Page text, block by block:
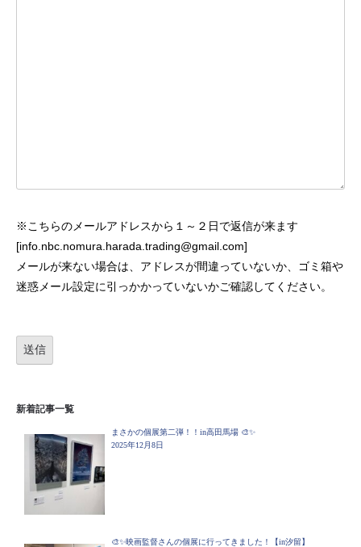
※こちらのメールアドレスから１～２日で返信が来ます
[info.nbc.nomura.harada.trading@gmail.com]
メールが来ない場合は、アドレスが間違っていないか、ゴミ箱や
迷惑メール設定に引っかかっていないかご確認してください。
新着記事一覧
まさかの個展第二弾！！in高田馬場 🎨✨
2025年12月8日
🎨✨映画監督さんの個展に行ってきました！【in汐留】